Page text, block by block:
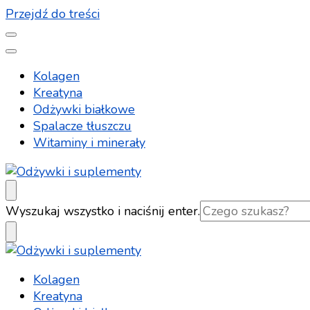
Przejdź do treści
Kolagen
Kreatyna
Odżywki białkowe
Spalacze tłuszczu
Witaminy i minerały
Odżywki i suplementy
Poradnik eksperta
Szukasz
czegoś?
Wyszukaj wszystko i naciśnij enter.
Odżywki i suplementy
Poradnik eksperta
Kolagen
Kreatyna